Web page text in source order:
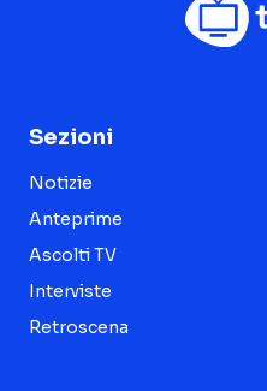
Sezioni
Notizie
Anteprime
Ascolti TV
Interviste
Retroscena